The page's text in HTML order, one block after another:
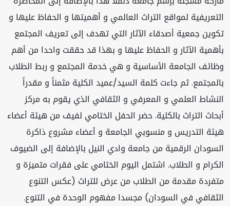
التعريفية لمواقع التراث العالمي و أهميتها و الحفاظ عليها و
تكوين جمعية أصدقاء الآثار التي تهدف إلى تعريف المجتمع
بأهمية الآثار و الحفاظ عليها و بهذا قد حققت واحدا من أهم
وظائف الجامعة الأساسية و هي خدمة المجتمع و ربط الطلاب
بالمجتمع. ثم جاءت كلمة السيد/عميد الكلية مثمناً و مقدراً
النشاط العلمي و المعرفي و الثقافي الذي يقوم به مركز
أبحاث التراث بالكلية. حضر الحفل الختامي لفيف من هيئة أعضاء
هيئة التدريس و منسوبي الجامعة و أعضاء مشروع ذاكرة
السودان الرقمية من جامعة وادي النيل بالإضافة إلى الضيوف
الكرام و الطلاب. اشتمل اليوم الختامي على فقرات متميزة و
متفردة مقدمة من الطلاب من عرض للتراث (عكس التنوع
الثقافي في السودان) مجسدا مفهوم الوحدة في التنوع.